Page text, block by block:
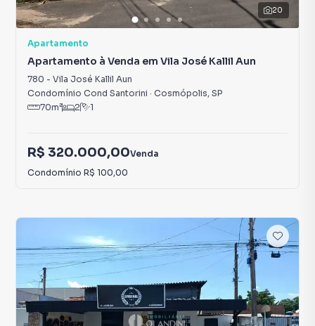
20
Apartamento
Apartamento à Venda em Vila José Kallil Aun
780 - Vila José Kallil Aun
Condomínio Cond Santorini · Cosmópolis, SP
70m² 2 1
R$ 320.000,00Venda
Condomínio R$ 100,00